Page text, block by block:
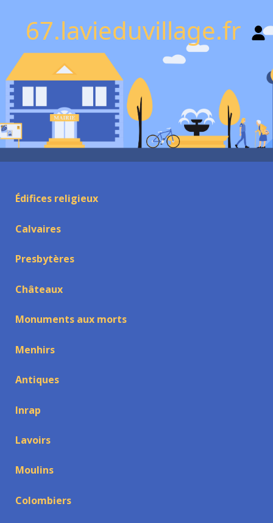
67.lavieduvillage.fr
Édifices religieux
Calvaires
Presbytères
Châteaux
Monuments aux morts
Menhirs
Antiques
Inrap
Lavoirs
Moulins
Colombiers